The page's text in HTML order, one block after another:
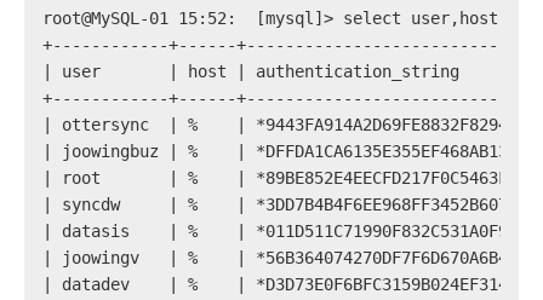
root@MySQL-01 15:52:  [mysql]> select
+------------+------
| user       | host | authentication_string
+------------+------
| ottersync  | %    |
| joowingbuz | %    |
| root       | %    |
| syncdw     | %    |
| datasis    | %    |
| joowingv   | %    |
| datadev    | %    |